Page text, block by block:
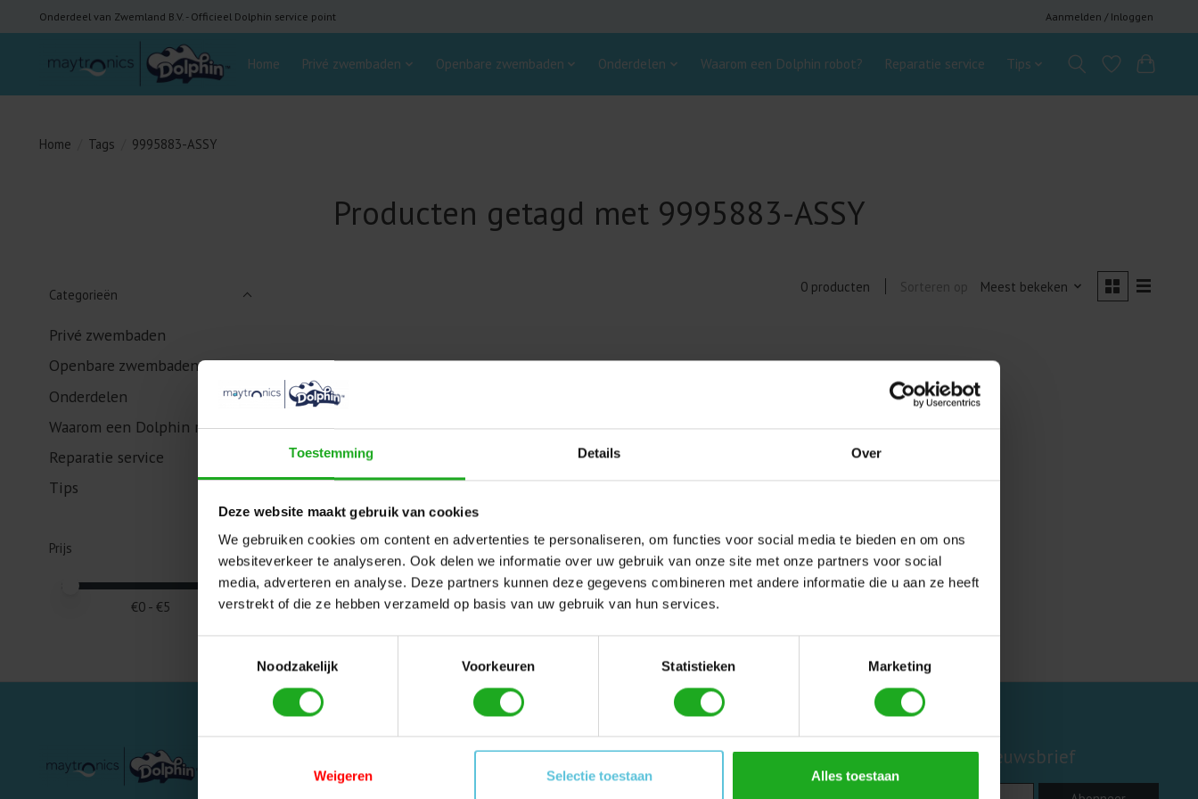
Toestemming Details Over
Deze website maakt gebruik van cookies
We gebruiken cookies om content en advertenties te personaliseren, om functies voor social media te bieden en om ons
websiteverkeer te analyseren. Ook delen we informatie over uw gebruik van onze site met onze partners voor social
media, adverteren en analyse. Deze partners kunnen deze gegevens combineren met andere informatie die u aan ze heeft
verstrekt of die ze hebben verzameld op basis van uw gebruik van hun services.
Noodzakelijk
Voorkeuren Statistieken Marketing
Weigeren Selectie toestaan Alles toestaan
Onderdeel van Zwemland B.V. - Officieel Dolphin service point Aanmelden / Inloggen
Home Privé zwembaden Openbare zwembaden Onderdelen Waarom een Dolphin robot? Reparatie service Tips
Home Tags 9995883-ASSY
Producten getagd met 9995883-ASSY
Categorieën
Privé zwembaden
Openbare zwembaden
Onderdelen
Waarom een Dolphin robot?
Reparatie service
Tips
Prijs
Minimale prijswaarde
Price maximum value
€0 - €5
0 producten Sorteren op Meest bekeken
Mijn account Informatie Abonneer je op onze nieuwsbrief